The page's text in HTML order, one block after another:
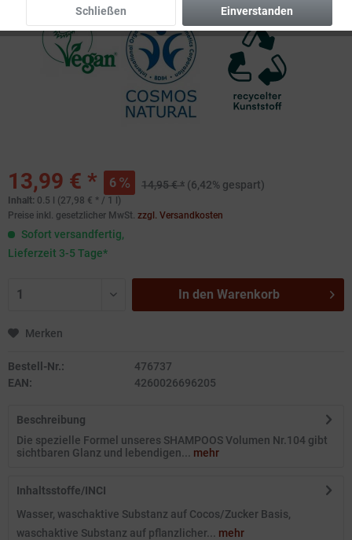
13,99 € * 6 14,95 € * (6,42% gespart)
Inhalt: 0.5 l (27,98 € * / 1 l)
Preise inkl. gesetzlicher MwSt. zzgl. Versandkosten
Sofort versandfertig,
Lieferzeit 3-5 Tage*
In den Warenkorb
Merken
Bestell-Nr.:
476737
EAN:
4260026696205
Beschreibung
Die spezielle Formel unseres SHAMPOOS Volumen Nr.104 gibt
sichtbaren Glanz und lebendigen... mehr
Inhaltsstoffe/INCI
Wasser, waschaktive Substanz auf Cocos/Zucker Basis,
waschaktive Substanz auf pflanzlicher... mehr
Einverstanden
Schließen